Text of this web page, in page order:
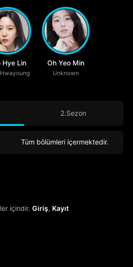
Hye Lin Oh Yeo Min
Unknown
2.Sezon
Tüm bölümleri içermektedir.
içindir. Giriş, Kayıt